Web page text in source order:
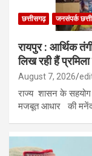
छत्तीसगढ़ जनसंपर्क
रायपुर : आर्थिक
लिख रही हैं प्रमिला
August 7, 2026
राज्य शासन के सहयोग
मजबूत आधार की